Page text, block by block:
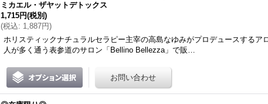
ミカエル・ザヤットデトックス
1,715円(税別)
(税込: 1,887円)
ホリスティックナチュラルセラピー主宰の高島なゆみがプロデュースするア
人が多く通う表参道のサロン「Bellino Bellezza」で販…